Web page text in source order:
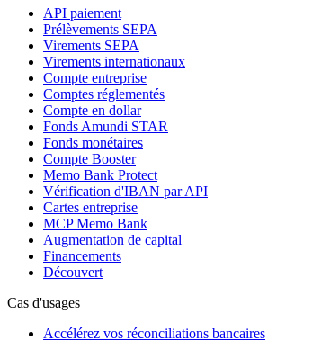
API paiement
Prélèvements SEPA
Virements SEPA
Virements internationaux
Compte entreprise
Comptes réglementés
Compte en dollar
Fonds Amundi STAR
Fonds monétaires
Compte Booster
Memo Bank Protect
Vérification d'IBAN par API
Cartes entreprise
MCP Memo Bank
Augmentation de capital
Financements
Découvert
Cas d'usages
Accélérez vos réconciliations bancaires